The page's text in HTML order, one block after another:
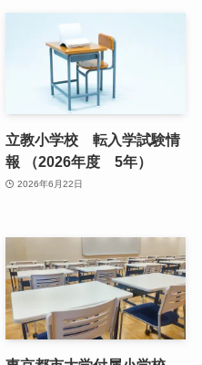
立教小学校 転入学試験情
報 （2026年度 5年）
2026年6月22日